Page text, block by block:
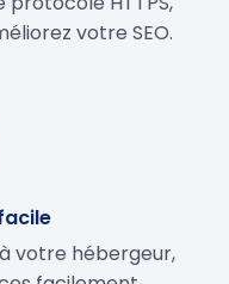
votre SEO.
votre hébergeur,